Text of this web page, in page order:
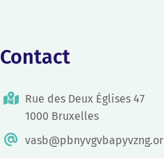
Contact
Rue des Deux Églises 47
1000 Bruxelles
vasb@pbnyvgvbapyvzng.or